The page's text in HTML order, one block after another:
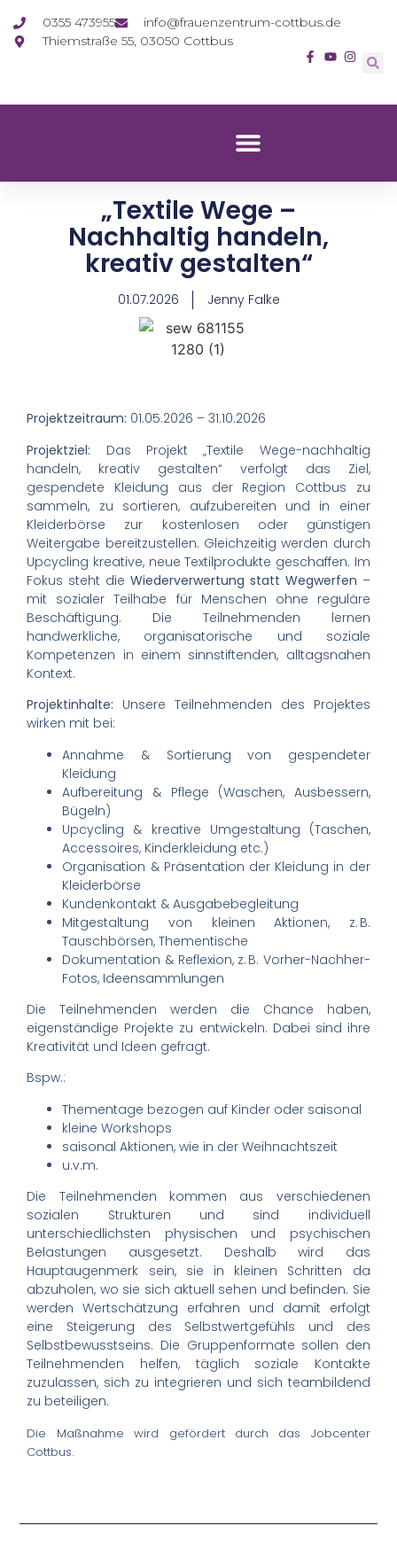
0355 473955
info@frauenzentrum-cottbus.de
Thiemstraße 55, 03050 Cottbus
„Textile Wege –
Nachhaltig handeln,
kreativ gestalten“
01.07.2026 Jenny Falke
Projektzeitraum: 01.05.2026 – 31.10.2026
Projektziel: Das Projekt „Textile Wege-nachhaltig
handeln, kreativ gestalten“ verfolgt das Ziel,
gespendete Kleidung aus der Region Cottbus zu
sammeln, zu sortieren, aufzubereiten und in einer
Kleiderbörse zur kostenlosen oder günstigen
Weitergabe bereitzustellen. Gleichzeitig werden durch
Upcycling kreative, neue Textilprodukte geschaffen. Im
Fokus steht die Wiederverwertung statt Wegwerfen –
mit sozialer Teilhabe für Menschen ohne reguläre
Beschäftigung. Die Teilnehmenden lernen
handwerkliche, organisatorische und soziale
Kompetenzen in einem sinnstiftenden, alltagsnahen
Kontext.
Projektinhalte: Unsere Teilnehmenden des Projektes
wirken mit bei:
Annahme & Sortierung von gespendeter
Kleidung
Aufbereitung & Pflege (Waschen, Ausbessern,
Bügeln)
Upcycling & kreative Umgestaltung (Taschen,
Accessoires, Kinderkleidung etc.)
Organisation & Präsentation der Kleidung in der
Kleiderbörse
Kundenkontakt & Ausgabebegleitung
Mitgestaltung von kleinen Aktionen, z. B.
Tauschbörsen, Thementische
Dokumentation & Reflexion, z. B. Vorher-Nachher-
Fotos, Ideensammlungen
Die Teilnehmenden werden die Chance haben,
eigenständige Projekte zu entwickeln. Dabei sind ihre
Kreativität und Ideen gefragt.
Bspw.:
Thementage bezogen auf Kinder oder saisonal
kleine Workshops
saisonal Aktionen, wie in der Weihnachtszeit
u.v.m.
Die Teilnehmenden kommen aus verschiedenen
sozialen Strukturen und sind individuell
unterschiedlichsten physischen und psychischen
Belastungen ausgesetzt. Deshalb wird das
Hauptaugenmerk sein, sie in kleinen Schritten da
abzuholen, wo sie sich aktuell sehen und befinden. Sie
werden Wertschätzung erfahren und damit erfolgt
eine Steigerung des Selbstwertgefühls und des
Selbstbewusstseins. Die Gruppenformate sollen den
Teilnehmenden helfen, täglich soziale Kontakte
zuzulassen, sich zu integrieren und sich teambildend
zu beteiligen.
Die Maßnahme wird gefördert durch das Jobcenter
Cottbus.